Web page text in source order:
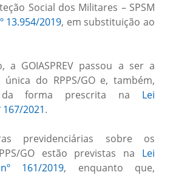
Social dos Militares – SPSM
13.954/2019, em substituição ao
a GOIASPREV passou a ser a
do RPPS/GO e, também,
da forma prescrita na Lei
2021.
previdenciárias sobre os
GO estão previstas na Lei
161/2019, enquanto que,